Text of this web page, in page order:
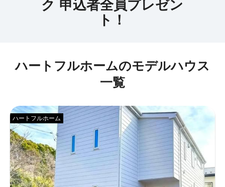
ハートフルホームのモデルハウス
一覧
ハートフルホーム